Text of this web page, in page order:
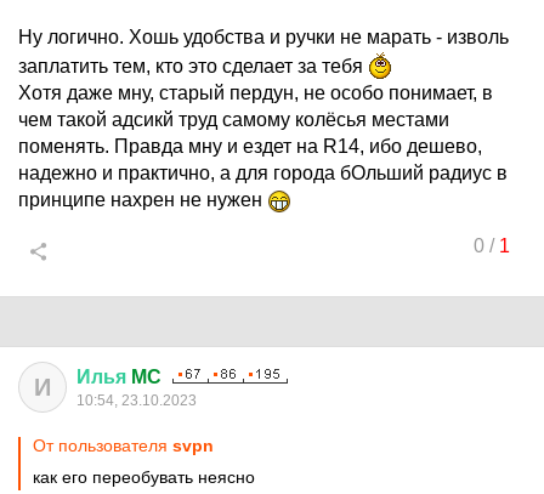
Ну логично. Хошь удобства и ручки не марать - изволь
заплатить тем, кто это сделает за тебя
Хотя даже мну, старый пердун, не особо понимает, в
чем такой адсикй труд самому колёсья местами
поменять. Правда мну и ездет на R14, ибо дешево,
надежно и практично, а для города бОльший радиус в
принципе нахрен не нужен
0/ 1
И Илья MC
10:54, 23.10.2023
От пользователя svpn
как его переобувать неясно